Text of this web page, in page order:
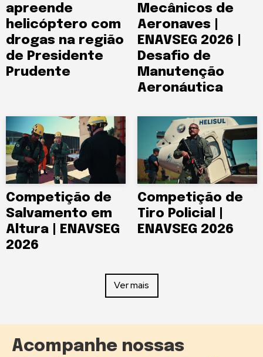
apreende
helicóptero com
drogas na região
de Presidente
Prudente
Mecânicos de
Aeronaves |
ENAVSEG 2026 |
Desafio de
Manutenção
Aeronáutica
Competição de
Salvamento em
Altura | ENAVSEG
2026
Competição de
Tiro Policial |
ENAVSEG 2026
Ver mais
Acompanhe nossas